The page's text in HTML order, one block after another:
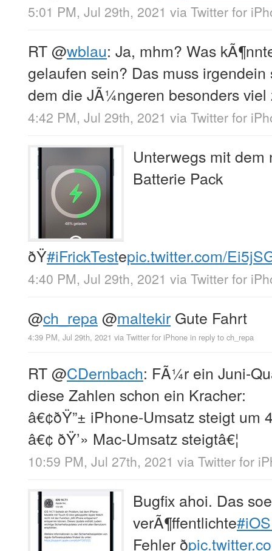
5:01 PM, Jul 29th, 2021 via Twitter for
RT@wblau: Ja, mhm? Was
gelaufen sein? Das muss
dem die JÃ¼ngeren besonders viel
4:42 PM, Jul 29th, 2021 via Twitter for
Unterwegs mit dem
Batterie Pack
ðŸ#iFrickTestepic.twitter.com/
4:40 PM, Jul 29th, 2021 via Twitter for
@ch_repa@maltekir Gute Fahrt
4:39 PM, Jul 29th, 2021 via Twitter for iPhone in reply to ch_repa
RT@CDernbach: FÃ¼r ein Juni-
diese Zahlen schon ein Kracher:
â€¢ðŸ”± iPhone-Umsatz steigt
â€¢ ðŸ’» Mac-Umsatz steigtâ€¦
10:59 PM, Jul 27th, 2021 via Twitter for
Bugfix ahoi. Das
verÃ¶ffentlichte
Fehler ð